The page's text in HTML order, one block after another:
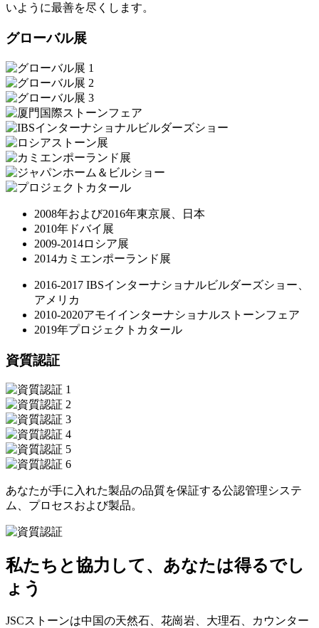
いように最善を尽くします。
グローバル展
2008年および2016年東京展、日本
2010年ドバイ展
2009-2014ロシア展
2014カミエンポーランド展
2016-2017 IBSインターナショナルビルダーズショー、
アメリカ
2010-2020アモイインターナショナルストーンフェア
2019年プロジェクトカタール
資質認証
あなたが手に入れた製品の品質を保証する公認管理システ
ム、プロセスおよび製品。
私たちと協力して、あなたは得るでし
ょう
JSCストーンは中国の天然石、花崗岩、大理石、カウンター